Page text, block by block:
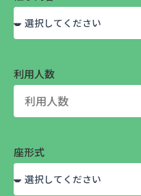
利用人数
座形式